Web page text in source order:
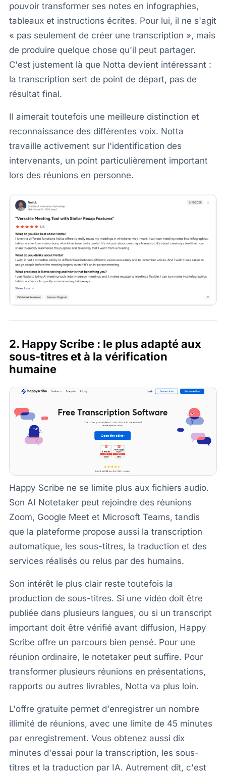
pouvoir transformer ses notes en infographies,
tableaux et instructions écrites. Pour lui, il ne s'agit
« pas seulement de créer une transcription », mais
de produire quelque chose qu'il peut partager.
C'est justement là que Notta devient intéressant :
la transcription sert de point de départ, pas de
résultat final.
Il aimerait toutefois une meilleure distinction et
reconnaissance des différentes voix. Notta
travaille activement sur l'identification des
intervenants, un point particulièrement important
lors des réunions en personne.
2. Happy Scribe : le plus adapté aux
sous-titres et à la vérification
humaine
Happy Scribe ne se limite plus aux fichiers audio.
Son AI Notetaker peut rejoindre des réunions
Zoom, Google Meet et Microsoft Teams, tandis
que la plateforme propose aussi la transcription
automatique, les sous-titres, la traduction et des
services réalisés ou relus par des humains.
Son intérêt le plus clair reste toutefois la
production de sous-titres. Si une vidéo doit être
publiée dans plusieurs langues, ou si un transcript
important doit être vérifié avant diffusion, Happy
Scribe offre un parcours bien pensé. Pour une
réunion ordinaire, le notetaker peut suffire. Pour
transformer plusieurs réunions en présentations,
rapports ou autres livrables, Notta va plus loin.
L'offre gratuite permet d'enregistrer un nombre
illimité de réunions, avec une limite de 45 minutes
par enregistrement. Vous obtenez aussi dix
minutes d'essai pour la transcription, les sous-
titres et la traduction par IA. Autrement dit, c'est